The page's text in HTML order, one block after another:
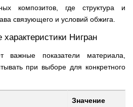
композитов, где структура и
связующего и условий обжига.
Нигран
важные показатели материала,
при выборе для конкретного
Значение